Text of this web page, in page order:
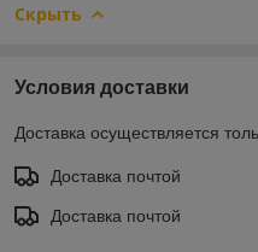
Скрыть
Условия доставки
Доставка осуществляется
Доставка почтой
Доставка почтой